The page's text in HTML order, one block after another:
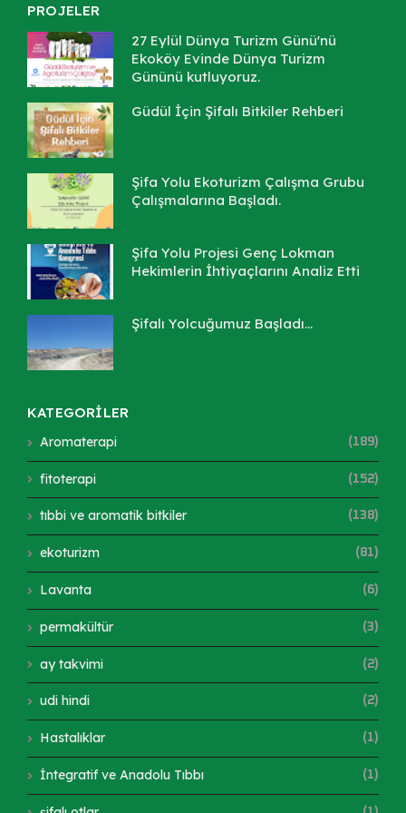
PROJELER
27 Eylül Dünya Turizm Günü'nü
Ekoköy Evinde Dünya Turizm
Gününü kutluyoruz.
Güdül İçin Şifalı Bitkiler Rehberi
Şifa Yolu Ekoturizm Çalışma Grubu
Çalışmalarına Başladı.
Şifa Yolu Projesi Genç Lokman
Hekimlerin İhtiyaçlarını Analiz Etti
Şifalı Yolcuğumuz Başladı...
KATEGORİLER
Aromaterapi (189)
fitoterapi (152)
tıbbi ve aromatik bitkiler (138)
ekoturizm (81)
Lavanta (6)
permakültür (3)
ay takvimi (2)
udi hindi (2)
Hastalıklar (1)
İntegratif ve Anadolu Tıbbı (1)